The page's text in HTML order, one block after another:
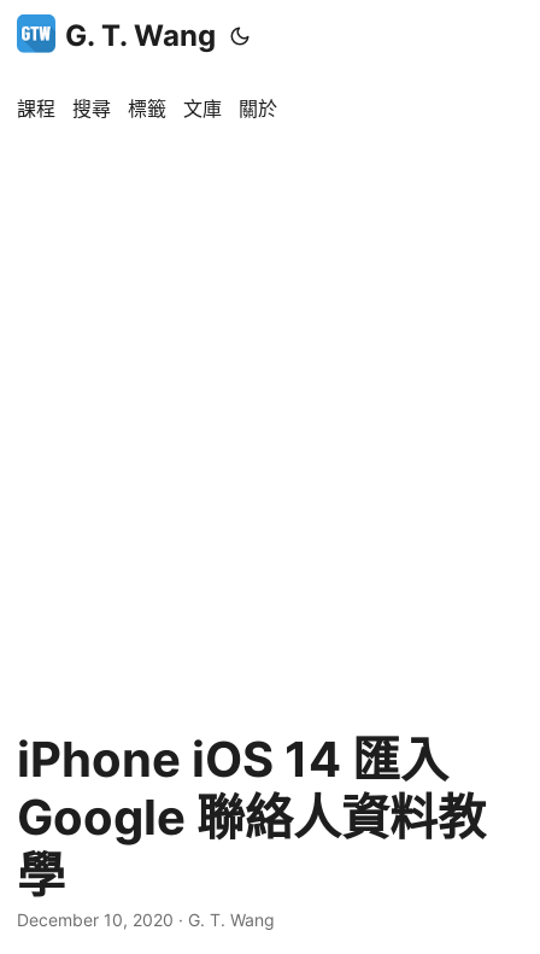
G. T. Wang
課程 搜尋 標籤 文庫 關於
iPhone iOS 14 匯入
Google 聯絡人資料教
學
December 10, 2020 · G. T. Wang